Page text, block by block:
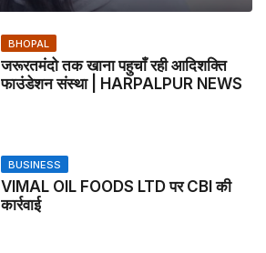
BHOPAL
जरूरतमंदो तक खाना पहुचाँ रही आदिशक्ति
फाउंडेशन संस्था | HARPALPUR NEWS
BUSINESS
VIMAL OIL FOODS LTD पर CBI की
कार्रवाई